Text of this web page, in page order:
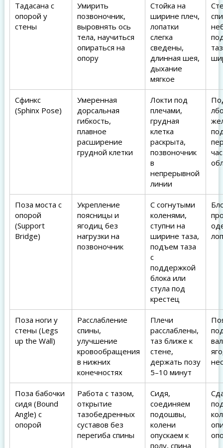
Тадасана с
опорой у
стены
Умирить
позвоночник,
выровнять ось
тела, научиться
опираться на
опору
Стойка на
ширине плеч,
лопатки
слегка
сведены,
длинная шея,
дыхание
мягкое
Сфинкс
(Sphinx Pose)
Умеренная
дорсальная
гибкость,
плавное
расширение
грудной клетки
Локти под
плечами,
грудная
клетка
раскрыта,
позвоночник
в
непрерывной
линии
Поза моста с
опорой
(Support
Bridge)
Укрепление
поясницы и
ягодиц без
нагрузки на
позвоночник
С согнутыми
коленями,
ступни на
ширине таза,
подъем таза
с
поддержкой
блока или
стула под
крестец
Поза ноги у
стены (Legs
up the Wall)
Расслабление
спины,
улучшение
кровообращения
в нижних
конечностях
Плечи
расслаблены,
таз ближе к
стене,
держать позу
5–10 минут
Поза бабочки
сидя (Bound
Angle) с
опорой
Работа с тазом,
открытие
тазобедренных
суставов без
перегиба спины
Сидя,
соединяем
подошвы,
колени
опускаем к
полу, спина